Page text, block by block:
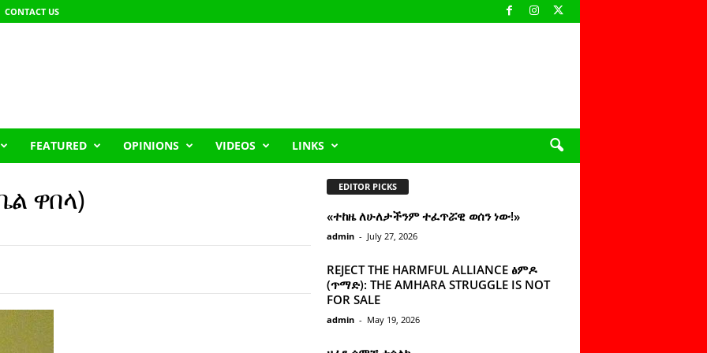
CONTACT US
FEATURED OPINIONS VIDEOS LINKS
ዋበላ) EDITOR PICKS
«ተከዜ ለሁለታችንም ተፈጥሯዊ ወሰን ነው!»
admin - July 27, 2026
REJECT THE HARMFUL ALLIANCE ፅምዶ
(ጥማድ): THE AMHARA STRUGGLE IS NOT
FOR SALE
admin - May 19, 2026